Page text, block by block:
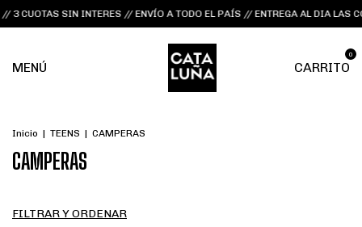
3 CUOTAS SIN INTERES // ENVÍO A TODO EL PAÍS // ENTREGA AL DIA LAS
MENÚ CARRITO
0
Inicio | TEENS | CAMPERAS
CAMPERAS
FILTRAR Y ORDENAR